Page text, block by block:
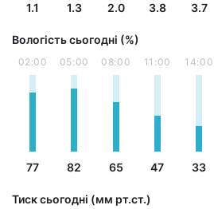
1.1 1.3 2.0 3.8 3.7
Вологість сьогодні (%)
02:00
77
05:00
82
08:00
65
11:00
47
14:00
33
Тиск сьогодні (мм рт.ст.)